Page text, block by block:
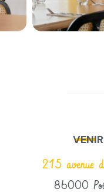
VENIR
215 avenue
86000